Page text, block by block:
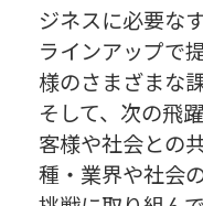
ジネスに必要な
ラインアップで
様のさまざまな
そして、次の飛
客様や社会との
種・業界や社会